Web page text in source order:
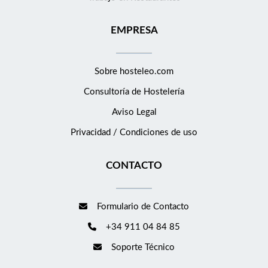
Restaurante Trattoria L'Arcada y forma parte de un equipo
donde la atención al cliente y la exclusividad son nuestra mayor
EMPRESA
Sobre hosteleo.com
Consultoría de Hostelería
Aviso Legal
Privacidad / Condiciones de uso
CONTACTO
Formulario de Contacto
+34 911 04 84 85
Soporte Técnico